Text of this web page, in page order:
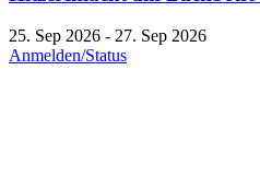
25. Sep 2026 - 27. Sep 2026
Anmelden/Status